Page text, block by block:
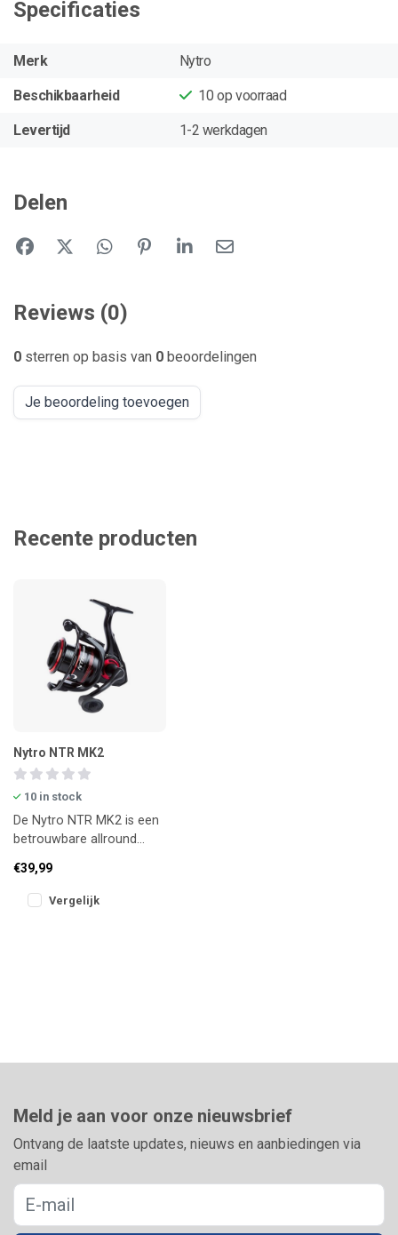
Specificaties
Merk Nytro
Beschikbaarheid 10 op voorraad
Levertijd 1-2 werkdagen
Delen
Reviews (0)
0 sterren op basis van 0 beoordelingen
Je beoordeling toevoegen
Recente producten
Nytro NTR MK2
10 in stock
De Nytro NTR MK2 is een
betrouwbare allround
die controle en gevoel
zoekt.
€39,99
Vergelijk
Meld je aan voor onze nieuwsbrief
Ontvang de laatste updates, nieuws en aanbiedingen via
email